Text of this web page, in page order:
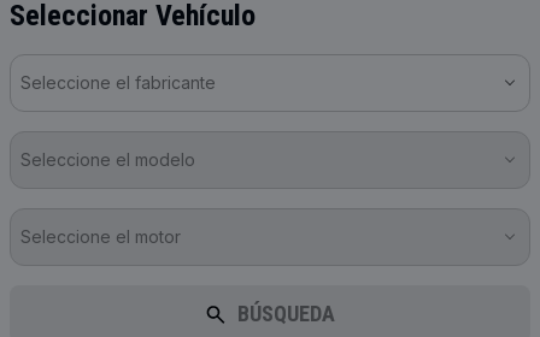
Seleccionar Vehículo
Seleccione el fabricante
Seleccione el modelo
Seleccione el motor
BÚSQUEDA